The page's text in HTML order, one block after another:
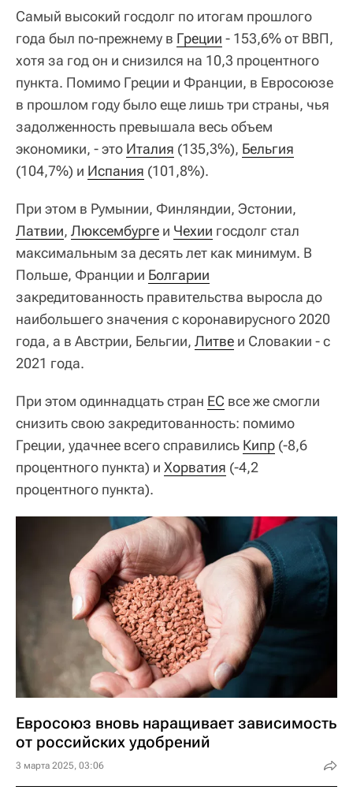
Самый высокий госдолг по итогам прошлого
года был по-прежнему в Греции - 153,6% от ВВП,
хотя за год он и снизился на 10,3 процентного
пункта. Помимо Греции и Франции, в Евросоюзе
в прошлом году было еще лишь три страны, чья
задолженность превышала весь объем
экономики, - это Италия (135,3%), Бельгия
(104,7%) и Испания (101,8%).
При этом в Румынии, Финляндии, Эстонии,
Латвии, Люксембурге и Чехии госдолг стал
максимальным за десять лет как минимум. В
Польше, Франции и Болгарии
закредитованность правительства выросла до
наибольшего значения с коронавирусного 2020
года, а в Австрии, Бельгии, Литве и Словакии - с
2021 года.
При этом одиннадцать стран ЕС все же смогли
снизить свою закредитованность: помимо
Греции, удачнее всего справились Кипр (-8,6
процентного пункта) и Хорватия (-4,2
процентного пункта).
Евросоюз вновь наращивает зависимость
от российских удобрений
3 марта 2025, 03:06